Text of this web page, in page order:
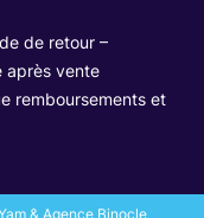
de retour –
après vente
remboursements et
& Agence Binocle